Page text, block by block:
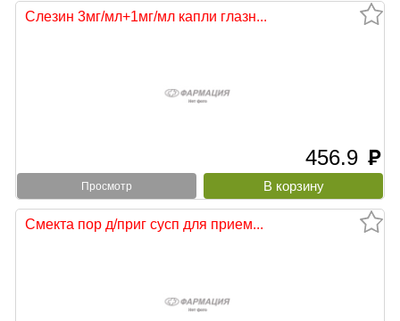
Слезин 3мг/мл+1мг/мл капли глазн...
456.9 руб
Просмотр
Смекта пор д/приг сусп для прием...